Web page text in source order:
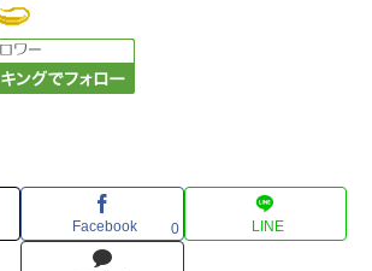
Facebook 0 LINE